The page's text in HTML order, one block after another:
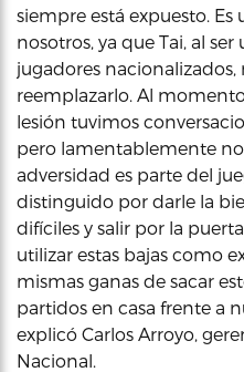
siempre está expuesto.
nosotros, ya que Tai, al
jugadores
reemplazarlo. Al
lesión tuvimos
pero lamentablemente no
adversidad es parte del
distinguido por darle la
difíciles y salir por la
utilizar estas bajas como
mismas ganas de sacar
partidos en casa frente a
explicó Carlos Arroyo,
Nacional.